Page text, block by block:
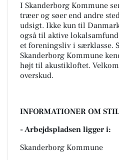
I Skanderborg Kommune
træer og søer end andre
udsigt. Ikke kun til
også til aktive
et foreningsliv i særklasse.
Skanderborg Kommune
højt til akustikloftet.
overskud.
INFORMATIONER OM
- Arbejdspladsen ligger i:
Skanderborg Kommune